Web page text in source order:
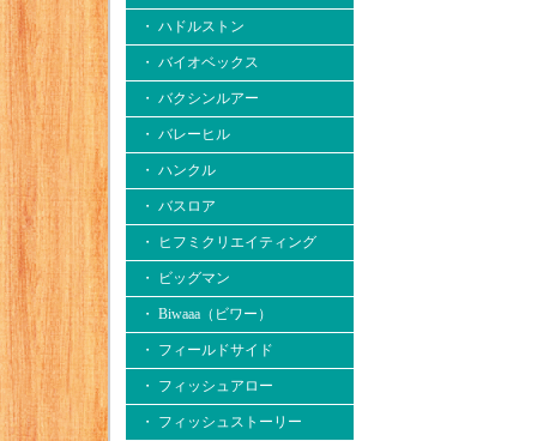
・ ハドルストン
・ バイオベックス
・ バクシンルアー
・ バレーヒル
・ ハンクル
・ バスロア
・ ヒフミクリエイティング
・ ビッグマン
・ Biwaaa（ビワー）
・ フィールドサイド
・ フィッシュアロー
・ フィッシュストーリー